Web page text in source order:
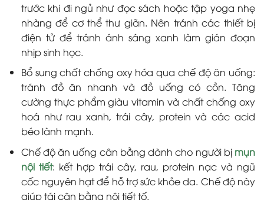
trước khi đi ngủ như đọc sách hoặc tập yoga nhẹ
nhàng để cơ thể thư giãn. Nên tránh các thiết bị
điện tử để tránh ánh sáng xanh làm gián đoạn
nhịp sinh học.
Bổ sung chất chống oxy hóa qua chế độ ăn uống:
tránh đồ ăn nhanh và đồ uống có cồn. Tăng
cường thực phẩm giàu vitamin và chất chống oxy
hoá như rau xanh, trái cây, protein và các acid
béo lành mạnh.
Chế độ ăn uống cân bằng dành cho người bị mụn
nội tiết: kết hợp trái cây, rau, protein nạc và ngũ
cốc nguyên hạt để hỗ trợ sức khỏe da. Chế độ này
giúp tái cân bằng nội tiết tố.